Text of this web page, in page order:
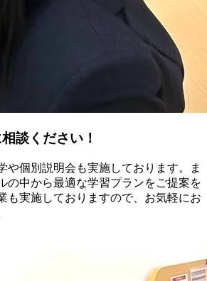
談ください！
や個別説明会も実施しております。ま
の中から最適な学習プランをご提案を
も実施しておりますので、お気軽にお